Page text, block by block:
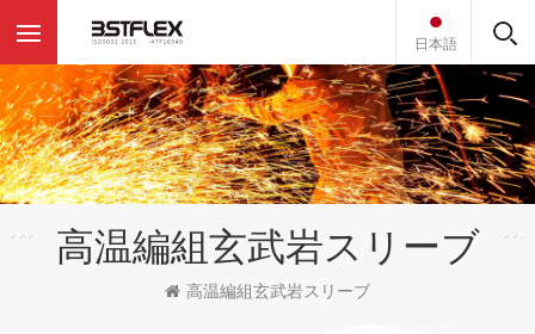
日本語
高温編組玄武岩スリーブ
高温編組玄武岩スリーブ